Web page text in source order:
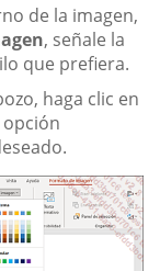
de la imagen,
, señale la
que prefiera.
haga clic en
opción